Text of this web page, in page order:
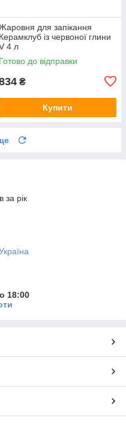
для запікання
Керамклуб із червоної глини
4 л
Готово до відправки
₴
Купити
за рік
18:00